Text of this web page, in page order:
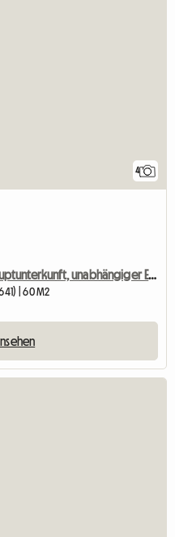
4
Wohnung unabhängig von der Hauptunterkunft, unabhängiger Eingang
| 60 M2